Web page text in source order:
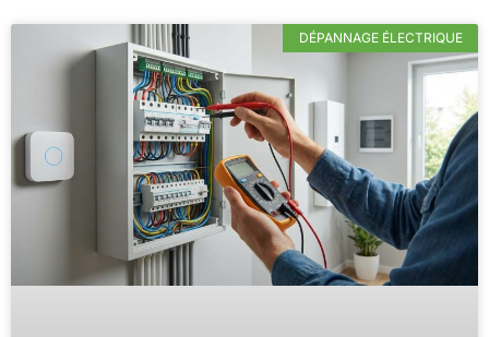
DÉPANNAGE ÉLECTRIQUE